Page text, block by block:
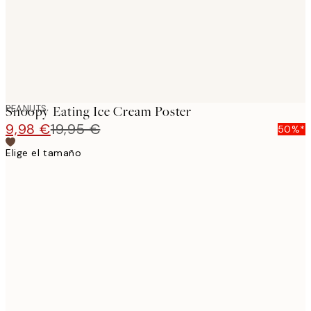
PEANUTS
Snoopy Eating Ice Cream Poster
9,98 €19,95 €
50%*
Elige el tamaño